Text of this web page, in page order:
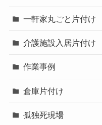
一軒家丸ごと片付け
介護施設入居片付け
作業事例
倉庫片付け
孤独死現場